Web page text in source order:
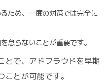
ため、一度の対策では完全に
怠らないことが重要です。
とで、アドフラウドを早期
とが可能です。